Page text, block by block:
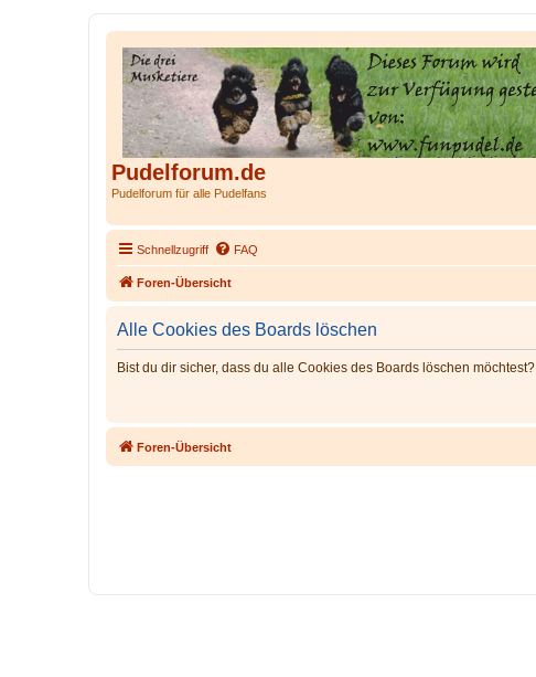
Pudelforum.de
Pudelforum für alle Pudelfans
Schnellzugriff FAQ
Foren-Übersicht
Alle Cookies des Boards löschen
Bist du dir sicher, dass du alle Cookies des Boards löschen möchtest?
Foren-Übersicht